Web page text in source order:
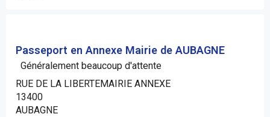
Passeport en Annexe Mairie de AUBAGNE
Généralement beaucoup d'attente
RUE DE LA LIBERTEMAIRIE ANNEXE
13400
AUBAGNE